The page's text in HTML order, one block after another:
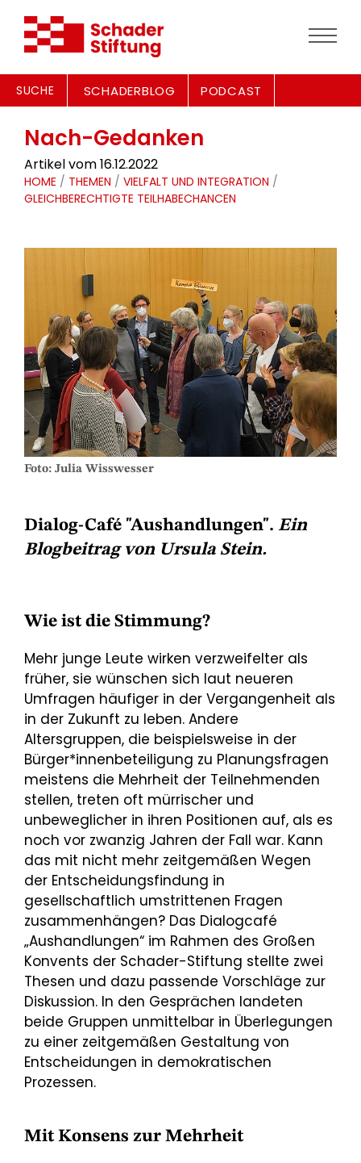
SUCHE SCHADERBLOG PODCAST
Nach-Gedanken
Artikel vom 16.12.2022
HOME / THEMEN / VIELFALT UND INTEGRATION /
GLEICHBERECHTIGTE TEILHABECHANCEN
Foto: Julia Wisswesser
Dialog-Café "Aushandlungen". Ein
Blogbeitrag von Ursula Stein.
Wie ist die Stimmung?
Mehr junge Leute wirken verzweifelter als
früher, sie wünschen sich laut neueren
Umfragen häufiger in der Vergangenheit als
in der Zukunft zu leben. Andere
Altersgruppen, die beispielsweise in der
Bürger*innenbeteiligung zu Planungsfragen
meistens die Mehrheit der Teilnehmenden
stellen, treten oft mürrischer und
unbeweglicher in ihren Positionen auf, als es
noch vor zwanzig Jahren der Fall war. Kann
das mit nicht mehr zeitgemäßen Wegen
der Entscheidungsfindung in
gesellschaftlich umstrittenen Fragen
zusammenhängen? Das Dialogcafé
„Aushandlungen“ im Rahmen des Großen
Konvents der Schader-Stiftung stellte zwei
Thesen und dazu passende Vorschläge zur
Diskussion. In den Gesprächen landeten
beide Gruppen unmittelbar in Überlegungen
zu einer zeitgemäßen Gestaltung von
Entscheidungen in demokratischen
Prozessen.
Mit Konsens zur Mehrheit